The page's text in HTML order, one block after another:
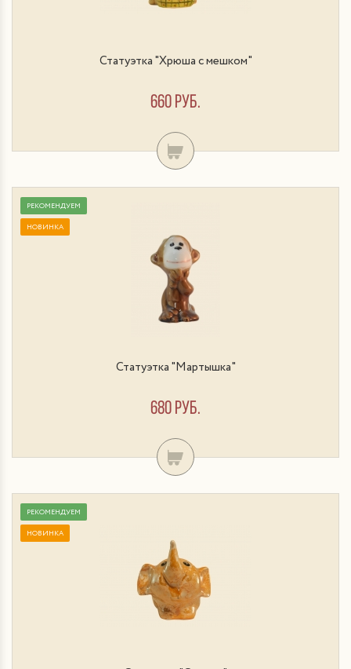
Статуэтка "Хрюша с мешком"
660 руб.
РЕКОМЕНДУЕМ
НОВИНКА
Статуэтка "Мартышка"
680 руб.
РЕКОМЕНДУЕМ
НОВИНКА